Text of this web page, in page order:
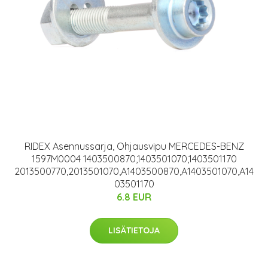
RIDEX Asennussarja, Ohjausvipu MERCEDES-BENZ
1597M0004 1403500870,1403501070,1403501170
2013500770,2013501070,A1403500870,A1403501070,A14
03501170
6.8 EUR
LISÄTIETOJA